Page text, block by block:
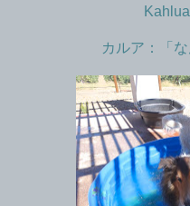
カルア：「